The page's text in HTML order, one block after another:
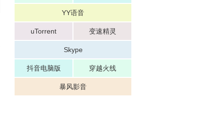
YY语音
uTorrent 变速精灵
Skype
抖音电脑版 穿越火线
暴风影音